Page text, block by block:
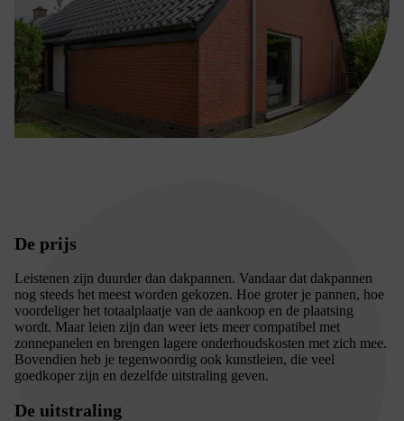
De prijs
Leistenen zijn duurder dan dakpannen. Vandaar dat dakpannen
nog steeds het meest worden gekozen. Hoe groter je pannen, hoe
voordeliger het totaalplaatje van de aankoop en de plaatsing
wordt. Maar leien zijn dan weer iets meer compatibel met
zonnepanelen en brengen lagere onderhoudskosten met zich mee.
Bovendien heb je tegenwoordig ook kunstleien, die veel
goedkoper zijn en dezelfde uitstraling geven.
De uitstraling